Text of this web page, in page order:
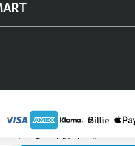
Geschäftsbedingungen